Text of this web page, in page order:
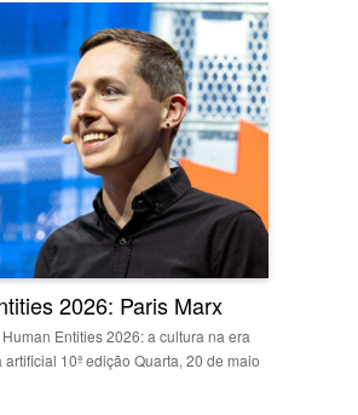
2026: Paris Marx
Entities 2026: a cultura na era
10ª edição Quarta, 20 de maio